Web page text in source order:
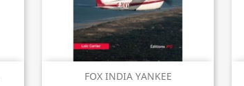
FOX INDIA YANKEE
Visualização rápida